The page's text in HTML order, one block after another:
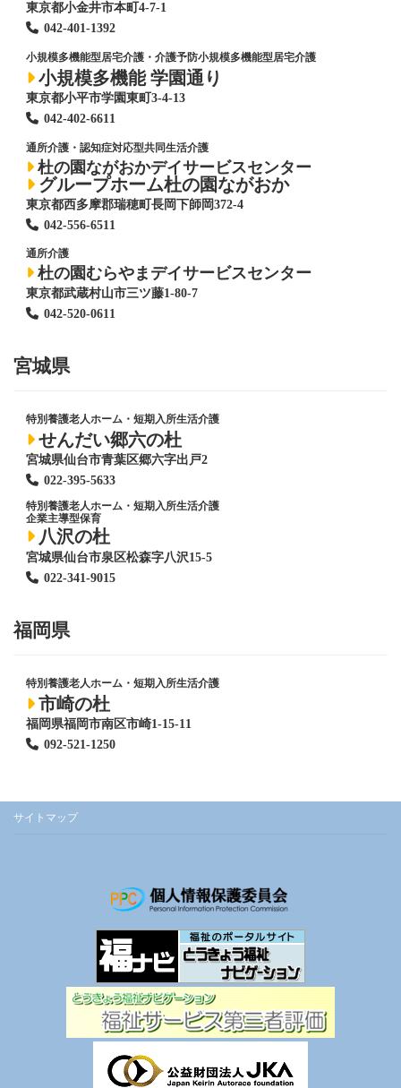
東京都小金井市本町4-7-1
042-401-1392
小規模多機能型居宅介護・介護予防小規模多機能型居宅介護
小規模多機能 学園通り
東京都小平市学園東町3-4-13
042-402-6611
通所介護・認知症対応型共同生活介護
杜の園ながおかデイサービスセンター
グループホーム杜の園ながおか
東京都西多摩郡瑞穂町長岡下師岡372-4
042-556-6511
通所介護
杜の園むらやまデイサービスセンター
東京都武蔵村山市三ツ藤1-80-7
042-520-0611
宮城県
特別養護老人ホーム ・短期入所生活介護
せんだい郷六の杜
宮城県仙台市青葉区郷六字出戸2
022-395-5633
特別養護老人ホーム ・短期入所生活介護
企業主導型保育
八沢の杜
宮城県仙台市泉区松森字八沢15-5
022-341-9015
福岡県
特別養護老人ホーム ・短期入所生活介護
市崎の杜
福岡県福岡市南区市崎1-15-11
092-521-1250
サイトマップ